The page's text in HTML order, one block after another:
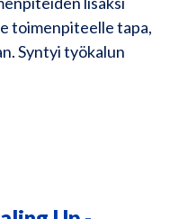
toimenpiteelle tapa,
Syntyi työkalun